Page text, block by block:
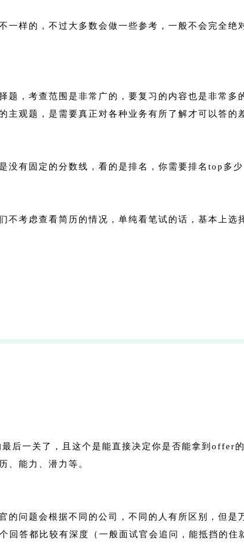
一样的，不过大多数会做一些参考，一般不会完全
题，考查范围是非常广的，要复习的内容也是非常
主观题，是需要真正对各种业务有所了解才可以答的
没有固定的分数线，看的是排名，你需要排名top多
不考虑查看简历的情况，单纯看笔试的话，基本上选
后一关了，且这个是能直接决定你是否能拿到offer
、能力、潜力等。
的问题会根据不同的公司，不同的人有所区别，但
回答都比较有深度（一般面试官会追问，能抵挡的住